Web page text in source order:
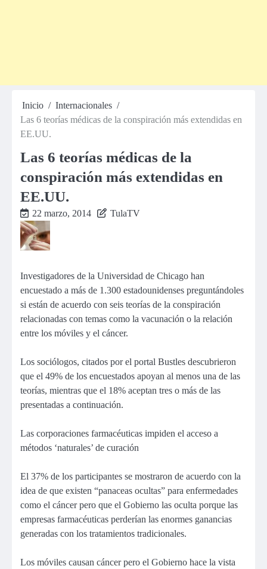
Inicio
Internacionales
Las 6 teorías médicas de la conspiración más extendidas en
EE.UU.
Las 6 teorías médicas de la
conspiración más extendidas en
EE.UU.
22 marzo, 2014 TulaTV
Investigadores de la Universidad de Chicago han
encuestado a más de 1.300 estadounidenses preguntándoles
si están de acuerdo con seis teorías de la conspiración
relacionadas con temas como la vacunación o la relación
entre los móviles y el cáncer.
Los sociólogos, citados por el portal Bustles descubrieron
que el 49% de los encuestados apoyan al menos una de las
teorías, mientras que el 18% aceptan tres o más de las
presentadas a continuación.
Las corporaciones farmacéuticas impiden el acceso a
métodos ‘naturales’ de curación
El 37% de los participantes se mostraron de acuerdo con la
idea de que existen “panaceas ocultas” para enfermedades
como el cáncer pero que el Gobierno las oculta porque las
empresas farmacéuticas perderían las enormes ganancias
generadas con los tratamientos tradicionales.
Los móviles causan cáncer pero el Gobierno hace la vista